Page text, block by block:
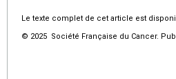
Le texte complet de cet article est
© 2025 Société Française du Cancer.